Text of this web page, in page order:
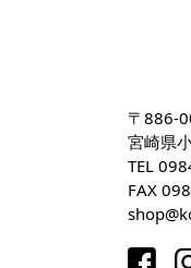
〒886-
宮崎県
TEL
FAX
shop